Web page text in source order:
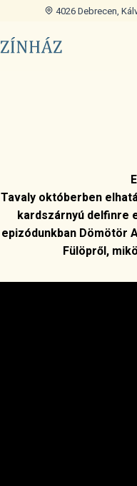
4026 Debrecen,
Tavaly októberben
kardszárnyú delfinre
epizódunkban Dömötör
Fülöpről,